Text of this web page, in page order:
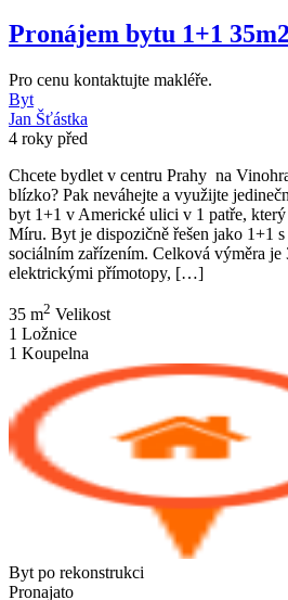
Pronájem bytu 1+1
Pro cenu kontaktujte makléře.
Byt
Jan Šťástka
4 roky před
Chcete bydlet v centru Prahy na
blízko? Pak neváhejte a využijte
byt 1+1 v Americké ulici v 1 patře,
Míru. Byt je dispozičně řešen jako 1+1
sociálním zařízením. Celková výměra je
elektrickými přímotopy, […]
35 m2 Velikost
1 Ložnice
1 Koupelna
Byt po rekonstrukci
Pronajato